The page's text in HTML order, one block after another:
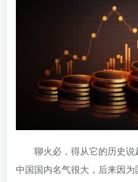
聊火必，得从它的历史说
中国国内名气很大，后来因为